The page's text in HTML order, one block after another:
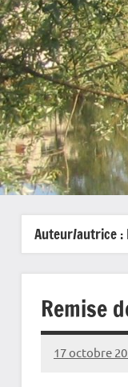
Auteur/autrice :
Remise
17 octobre